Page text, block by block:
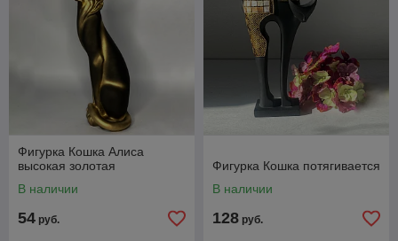
Фигурка Кошка Алиса
высокая золотая
В наличии
54 руб.
Фигурка Кошка потягивается
В наличии
128 руб.